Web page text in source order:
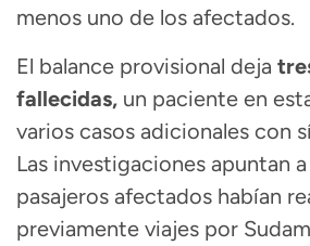
menos uno de los afectados.
El balance provisional deja
fallecidas, un paciente en
varios casos adicionales con
Las investigaciones apuntan
pasajeros afectados habían
previamente viajes por